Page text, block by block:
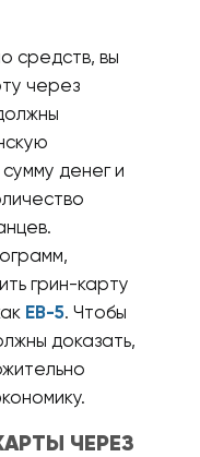
средств, вы
через
денег и
грин-карту
EB-5. Чтобы
доказать,
ЧЕРЕЗ